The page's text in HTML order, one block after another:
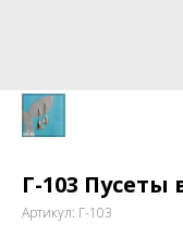
Г-103 Пусеты
Артикул: Г-103